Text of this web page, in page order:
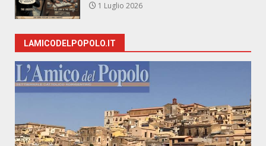
1 Luglio 2026
LAMICODELPOPOLO.IT